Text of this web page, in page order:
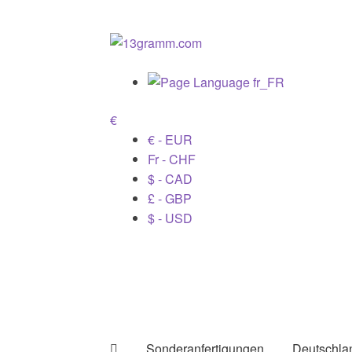
€
€ - EUR
Fr - CHF
$ - CAD
£ - GBP
$ - USD